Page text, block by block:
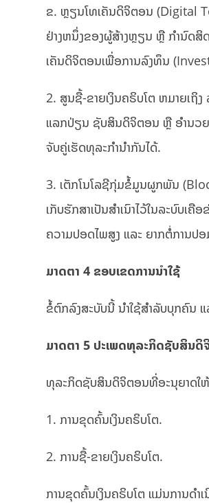
ຂ. ຫຼຽນໂທເຄັນດິຈິຕອນ (Digital
ຢ່າງຫນຶ່ງຂອງຜູ້ສ້າງຫຼຽນ ຫຼື ກໍານົດສິ
ເຄັນດິຈິຕອນເພື່ອການລົງທຶນ
2. ສູນຊື້-ຂາຍເງິນຄຣິບໂຕ ຫມາຍເຖິ
ແລກປ່ຽນ ຊັບສິນດິຈິຕອນ ຫຼື ອໍານວ
ຈັບຄູ່ເຮັດທຸລະກໍານໍາກັນໄດ້.
3. ເຕັກໂນໂລຊີກຸ່ມຂໍ້ມູນຜູກພັນ
ເກັບຮັກສາເປັນສໍາເນົາໄວ້ໃນລະບົບເ
ຄວາມປອດໄພສູງ ແລະ ຍາກຕໍ່ການປ
ມາດຕາ4 ຂອບເຂດການນໍາໃຊ້
ຂໍ້ຕົກລົງສະບັບນີ້ ນໍາໃຊ້ສໍາລັບບຸກຄົນ
ມາດຕາ5 ປະເພດທຸລະກິດຊັບສິນດິ
ທຸລະກິດຊັບສິນດິຈິຕອນທີ່ອະນຸຍາດໃ
1. ການຂຸດຄົ້ນເງິນຄຣິບໂຕ.
2. ການຊື້-ຂາຍເງິນຄຣິບໂຕ.
ການຂຸດຄົ້ນເງິນຄຣິບໂຕ ແມ່ນການດໍ